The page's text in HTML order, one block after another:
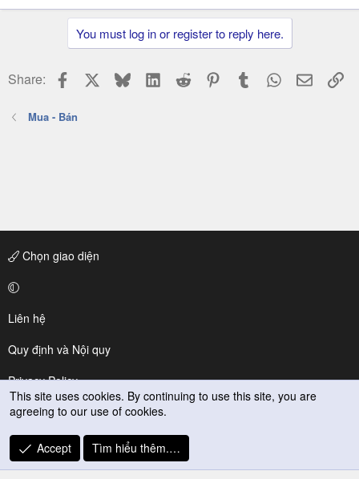
You must log in or register to reply here.
Share: Facebook BlueskyLinkedIn
Reddit PinterestTumblr WhatsApp
Email
Mua - Bán
Chọn giao diện
Liên hệ
Quy định và Nội quy
Privacy Policy
Trợ giúp
R
S
This site uses cookies. By continuing to use this site, you are
agreeing to our use of cookies.
Accept Tìm hiểu thêm.…